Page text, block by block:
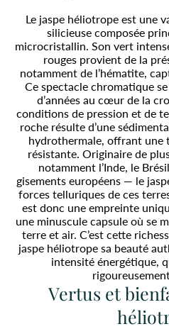
Le jaspe héliotrope est une
silicieuse composée
microcristallin. Son vert
rouges provient de la
notamment de l’hématite,
Ce spectacle chromatique
d’années au cœur de la
conditions de pression et de
roche résulte d’une
hydrothermale, offrant une
résistante. Originaire de
notamment l’Inde, le
gisements européens — le
forces telluriques de ces
est donc une empreinte
une minuscule capsule où se
terre et air. C’est cette
jaspe héliotrope sa beauté
intensité énergétique,
Vertus et